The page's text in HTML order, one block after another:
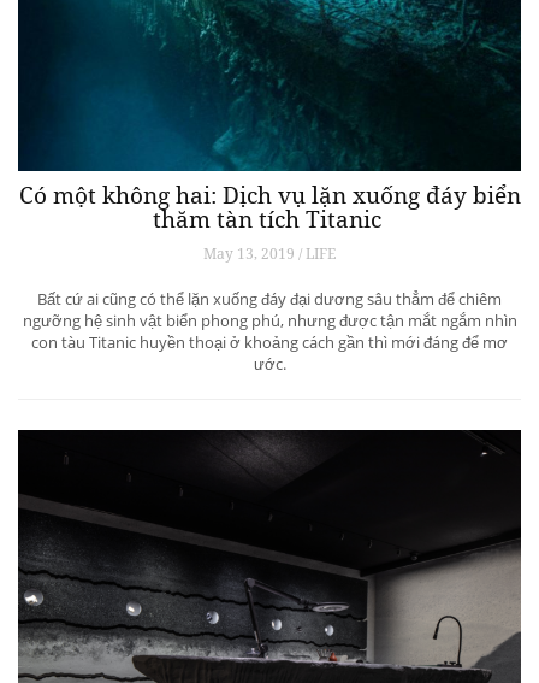
Có một không hai: Dịch vụ lặn xuống đáy biển
thăm tàn tích Titanic
May 13, 2019 / LIFE
Bất cứ ai cũng có thể lặn xuống đáy đại dương sâu thẳm để chiêm
ngưỡng hệ sinh vật biển phong phú, nhưng được tận mắt ngắm nhìn
con tàu Titanic huyền thoại ở khoảng cách gần thì mới đáng để mơ
ước.